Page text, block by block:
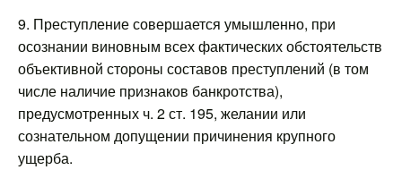
9. Преступление совершается умышленно, при
осознании виновным всех фактических обстоятельств
объективной стороны составов преступлений (в том
числе наличие признаков банкротства),
предусмотренных ч. 2 ст. 195, желании или
сознательном допущении причинения крупного
ущерба.